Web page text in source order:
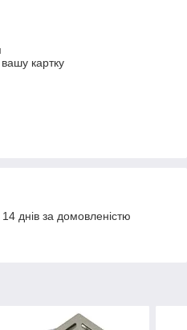
картку
днів за домовленістю